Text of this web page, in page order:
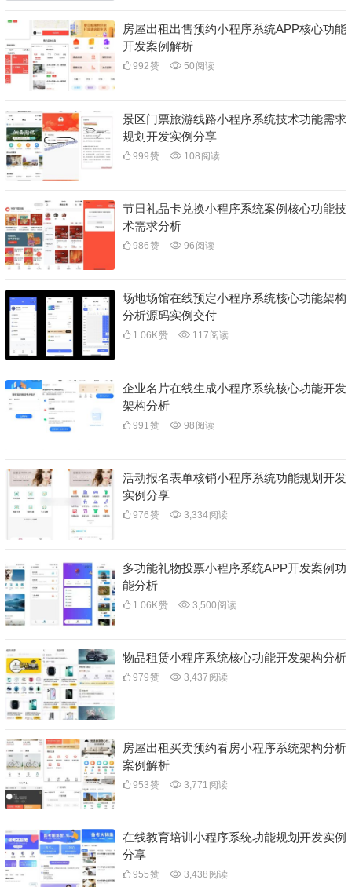
房屋出租出售预约小程序系统APP核心功能
开发案例解析
992赞 50 阅读
景区门票旅游线路小程序系统技术功能需求
规划开发实例分享
999赞 108 阅读
节日礼品卡兑换小程序系统案例核心功能技
术需求分析
986赞 96 阅读
场地场馆在线预定小程序系统核心功能架构
分析源码实例交付
1.06K赞 117 阅读
企业名片在线生成小程序系统核心功能开发
架构分析
991赞 98 阅读
活动报名表单核销小程序系统功能规划开发
实例分享
976赞 3,334阅读
多功能礼物投票小程序系统APP开发案例功
能分析
1.06K赞 3,500 阅读
物品租赁小程序系统核心功能开发架构分析
979赞 3,437 阅读
房屋出租买卖预约看房小程序系统架构分析
案例解析
953赞 3,771 阅读
在线教育培训小程序系统功能规划开发实例
分享
955赞 3,438 阅读